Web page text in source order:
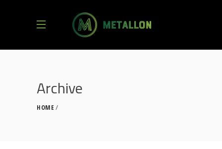
Archive
HOME